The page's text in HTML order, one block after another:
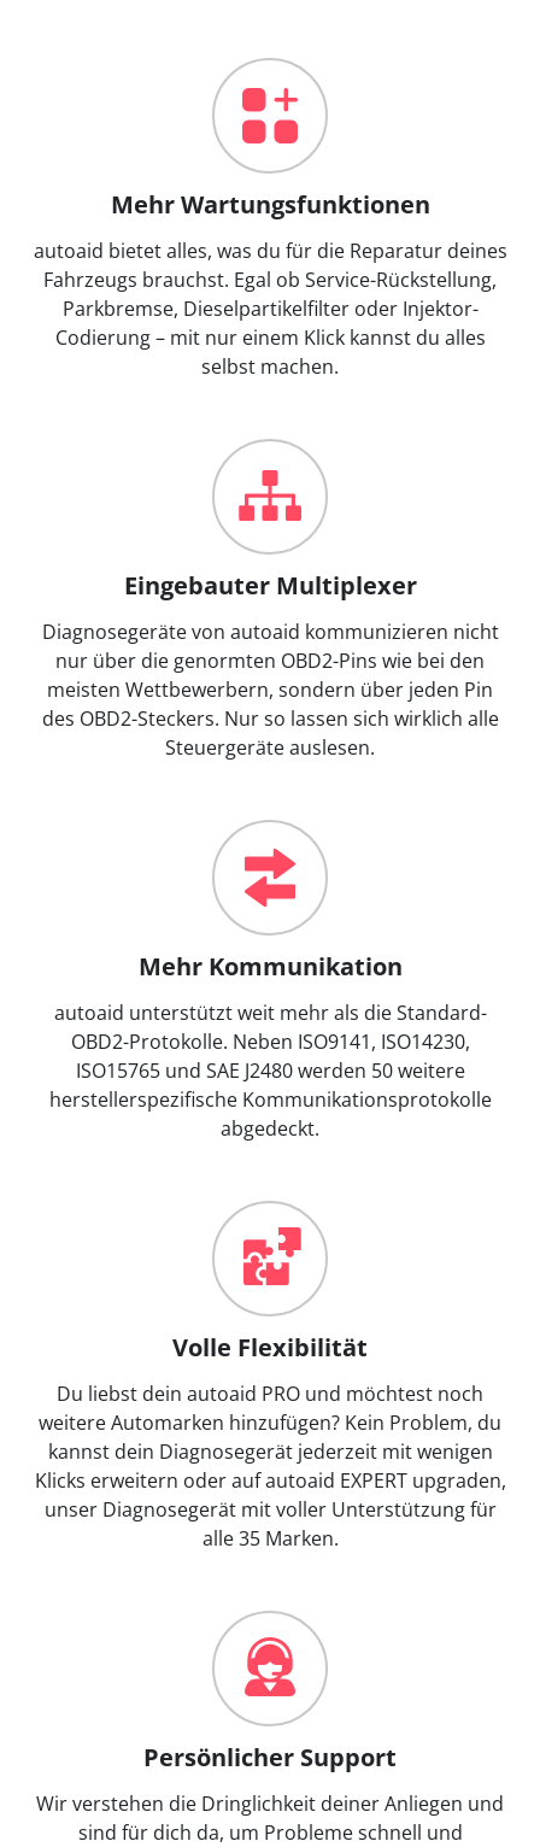
Mehr Wartungsfunktionen
autoaid bietet alles, was du für die Reparatur deines
Fahrzeugs brauchst. Egal ob Service-Rückstellung,
Parkbremse, Dieselpartikelfilter oder Injektor-
Codierung – mit nur einem Klick kannst du alles
selbst machen.
Eingebauter Multiplexer
Diagnosegeräte von autoaid kommunizieren nicht
nur über die genormten OBD2-Pins wie bei den
meisten Wettbewerbern, sondern über jeden Pin
des OBD2-Steckers. Nur so lassen sich wirklich alle
Steuergeräte auslesen.
Mehr Kommunikation
autoaid unterstützt weit mehr als die Standard-
OBD2-Protokolle. Neben ISO9141, ISO14230,
ISO15765 und SAE J2480 werden 50 weitere
herstellerspezifische Kommunikationsprotokolle
abgedeckt.
Volle Flexibilität
Du liebst dein autoaid PRO und möchtest noch
weitere Automarken hinzufügen? Kein Problem, du
kannst dein Diagnosegerät jederzeit mit wenigen
Klicks erweitern oder auf autoaid EXPERT upgraden,
unser Diagnosegerät mit voller Unterstützung für
alle 35 Marken.
Persönlicher Support
Wir verstehen die Dringlichkeit deiner Anliegen und
sind für dich da, um Probleme schnell und